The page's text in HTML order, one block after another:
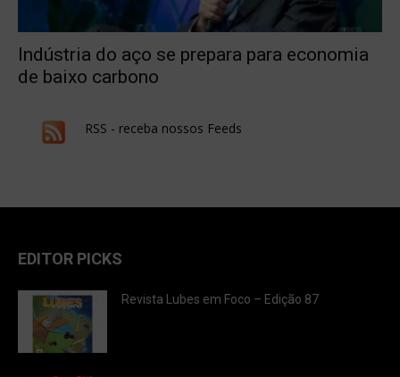
Indústria do aço se prepara para economia
de baixo carbono
RSS - receba nossos Feeds
EDITOR PICKS
Revista Lubes em Foco – Edição 87